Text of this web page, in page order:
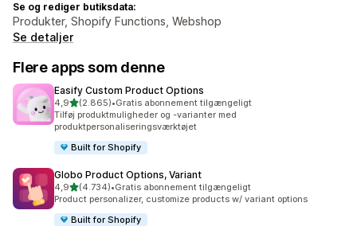
Se og rediger butiksdata:
Produkter, Shopify Functions, Webshop
Se detaljer
Flere apps som denne
Easify Custom Product Options
4,9ud af 5 stjerner
(2.865)
2865 anmeldelser i alt
•Gratis abonnement tilgængeligt
Tilføj produktmuligheder og -varianter med
produktpersonaliseringsværktøjet
Built for Shopify
Globo Product Options, Variant
4,9ud af 5 stjerner
(4.734)
4734 anmeldelser i alt
•Gratis abonnement tilgængeligt
Product personalizer, customize products w/ variant options
Built for Shopify